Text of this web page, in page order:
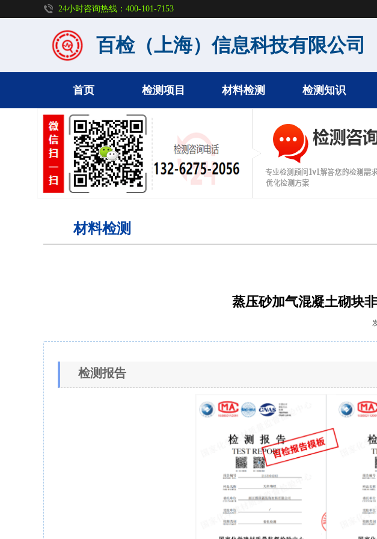
24小时咨询热线：400-101-7153
百检（上海）信息科技有限公司
首页 检测项目 材料检测 检测知识
材料检测
蒸压砂加气混凝土砌块
检测报告